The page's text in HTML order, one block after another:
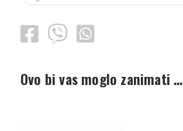
Ovo bi vas moglo zanimati …